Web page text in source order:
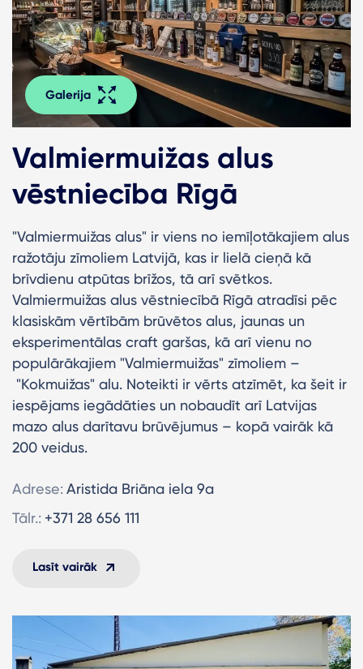
Galerija
Valmiermuižas alus
vēstniecība Rīgā
"Valmiermuižas alus" ir viens no iemīļotākajiem alus
ražotāju zīmoliem Latvijā, kas ir lielā cieņā kā
brīvdienu atpūtas brīžos, tā arī svētkos.
Valmiermuižas alus vēstniecībā Rīgā atradīsi pēc
klasiskām vērtībām brūvētos alus, jaunas un
eksperimentālas craft garšas, kā arī vienu no
populārākajiem "Valmiermuižas" zīmoliem –
"Kokmuižas" alu. Noteikti ir vērts atzīmēt, ka šeit ir
iespējams iegādāties un nobaudīt arī Latvijas
mazo alus darītavu brūvējumus – kopā vairāk kā
200 veidus.
Adrese: Aristida Briāna iela 9a
Tālr.: +371 28 656 111
Lasīt vairāk